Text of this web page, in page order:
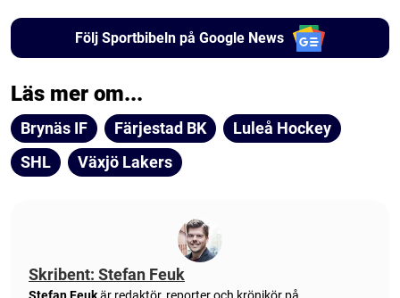
Följ Sportbibeln på Google News
Läs mer om...
Brynäs IF Färjestad BK
Luleå Hockey
SHL
Växjö Lakers
Skribent: Stefan Feuk